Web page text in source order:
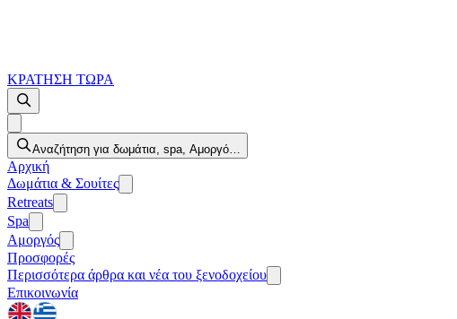
ΚΡΑΤΗΣΗ ΤΩΡΑ
Αναζήτηση για δωμάτια, spa, Αμοργό…
Αρχική
Δωμάτια & Σουίτες
Retreats
Spa
Αμοργός
Προσφορές
Περισσότερα άρθρα και νέα του ξενοδοχείου
Επικοινωνία